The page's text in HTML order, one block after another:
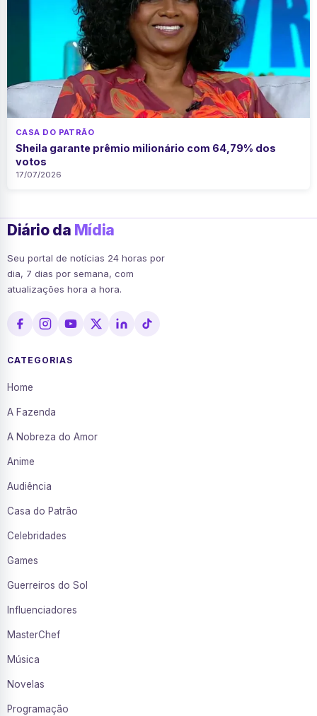
CASA DO PATRÃO
Sheila garante prêmio milionário com 64,79% dos
votos
17/07/2026
Diário da Mídia
Seu portal de notícias 24 horas por
dia, 7 dias por semana, com
atualizações hora a hora.
CATEGORIAS
Home
A Fazenda
A Nobreza do Amor
Anime
Audiência
Casa do Patrão
Celebridades
Games
Guerreiros do Sol
Influenciadores
MasterChef
Música
Novelas
Programação